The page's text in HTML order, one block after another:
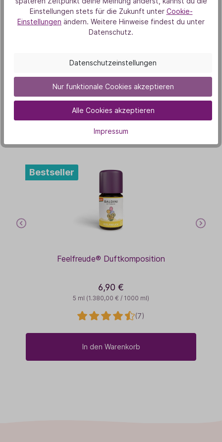
Aus Liebe zur Natur
Das könnte dich auch
interessieren
Bestseller
Feelfreude® Duftkomposition
5 ml (1.380,00 € / 1000 ml)
6,90 €
(7)
In den Warenkorb
Einstellungen stets für die Zukunft unter Cookie-
Einstellungen ändern. Weitere Hinweise findest du unter
Datenschutz.
Datenschutzeinstellungen
Nur funktionale Cookies akzeptieren
Alle Cookies akzeptieren
Impressum